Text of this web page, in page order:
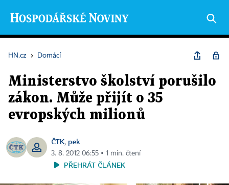
HN.cz › Domácí
Ministerstvo školství porušilo
zákon. Může přijít o 35
evropských milionů
ČTK, pek
3. 8. 2012 06:55 ▪ 1 min. čtení
PŘEHRÁT ČLÁNEK